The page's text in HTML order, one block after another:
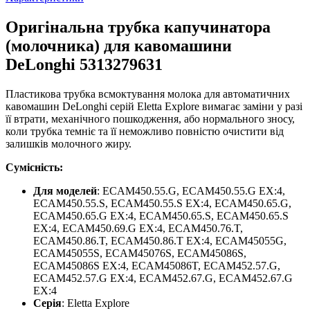
Оригінальна трубка капучинатора
(молочника) для кавомашини
DeLonghi 5313279631
Пластикова трубка всмоктування молока для автоматичних
кавомашин DeLonghi серій Eletta Explore вимагає заміни у разі
її втрати, механічного пошкодження, або нормального зносу,
коли трубка темніє та її неможливо повністю очистити від
залишків молочного жиру.
Сумісність:
Для моделей: ECAM450.55.G, ECAM450.55.G EX:4,
ECAM450.55.S, ECAM450.55.S EX:4, ECAM450.65.G,
ECAM450.65.G EX:4, ECAM450.65.S, ECAM450.65.S
EX:4, ECAM450.69.G EX:4, ECAM450.76.T,
ECAM450.86.T, ECAM450.86.T EX:4, ECAM45055G,
ECAM45055S, ECAM45076S, ECAM45086S,
ECAM45086S EX:4, ECAM45086T, ECAM452.57.G,
ECAM452.57.G EX:4, ECAM452.67.G, ECAM452.67.G
EX:4
Серія: Eletta Explore